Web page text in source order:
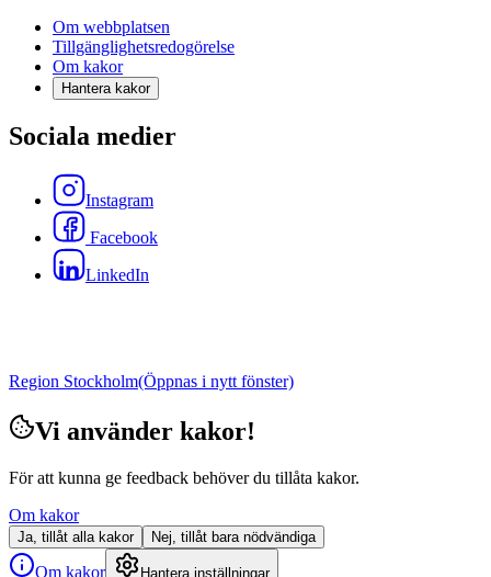
Om webbplatsen
Tillgänglighetsredogörelse
Om kakor
Hantera kakor
Sociala medier
Instagram
Facebook
LinkedIn
Region Stockholm(Öppnas i nytt fönster)
Vi använder kakor!
För att kunna ge feedback behöver du tillåta kakor.
Om kakor
Ja, tillåt alla kakor Nej, tillåt bara nödvändiga
Om kakor Hantera inställningar